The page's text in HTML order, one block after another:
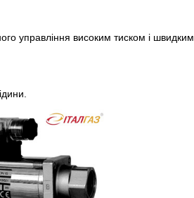
управління високим тиском і швидким